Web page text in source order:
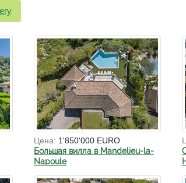
Цена: 1'850'000 EURO
Большая вилла в Mandelieu-la-
Napoule